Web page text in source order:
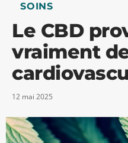
SOINS
Le CBD
vraiment
12 mai 2025